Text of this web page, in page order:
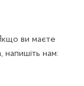
ви маєте
напишіть нам: